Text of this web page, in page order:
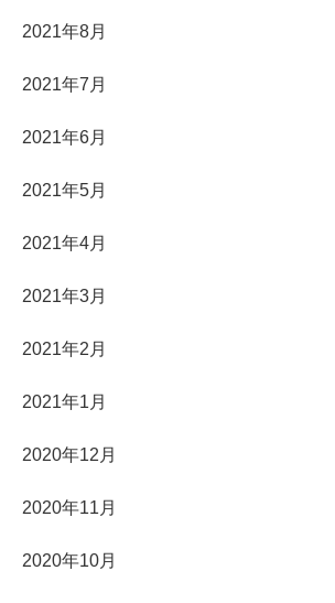
2021年8月
2021年7月
2021年6月
2021年5月
2021年4月
2021年3月
2021年2月
2021年1月
2020年12月
2020年11月
2020年10月